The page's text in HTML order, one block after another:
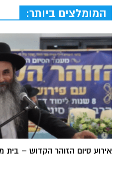
המומלצים ביותר:
אירוע סיום הזוהר הקדוש – בית